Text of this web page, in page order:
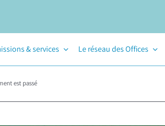
& services Le réseau des Offices
est passé